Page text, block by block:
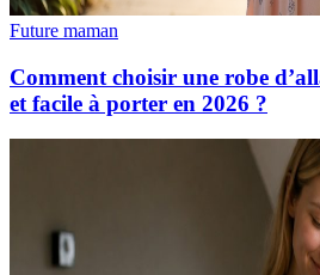
Future maman
Comment choisir une robe
et facile à porter en 2026 ?